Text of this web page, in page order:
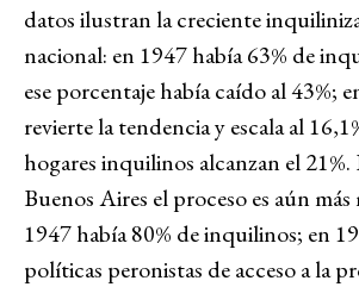
datos ilustran la creciente
nacional: en 1947 había 63% de
ese porcentaje había caído al 43%;
revierte la tendencia y escala al
hogares inquilinos alcanzan el
Buenos Aires el proceso es aún más
1947 había 80% de inquilinos; en
políticas peronistas de acceso a la